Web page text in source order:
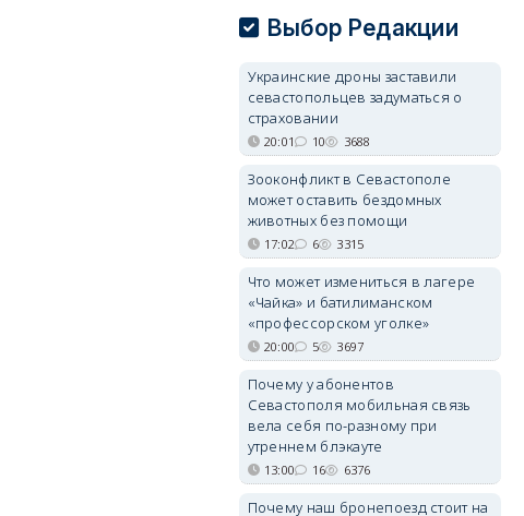
Выбор Редакции
Украинские дроны заставили
севастопольцев задуматься о
страховании
20:01 10 3688
Зооконфликт в Севастополе
может оставить бездомных
животных без помощи
17:02 6 3315
Что может измениться в лагере
«Чайка» и батилиманском
«профессорском уголке»
20:00 5 3697
Почему у абонентов
Севастополя мобильная связь
вела себя по-разному при
утреннем блэкауте
13:00 16 6376
Почему наш бронепоезд стоит на